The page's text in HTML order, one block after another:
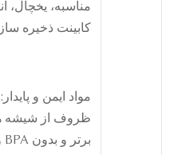
مناسبه، یخچال، انبار و
کابینت ذخیره سازی.
مواد ایمن و پایدار: این
ظروف از شیشه های
برتر و بدون BPA و